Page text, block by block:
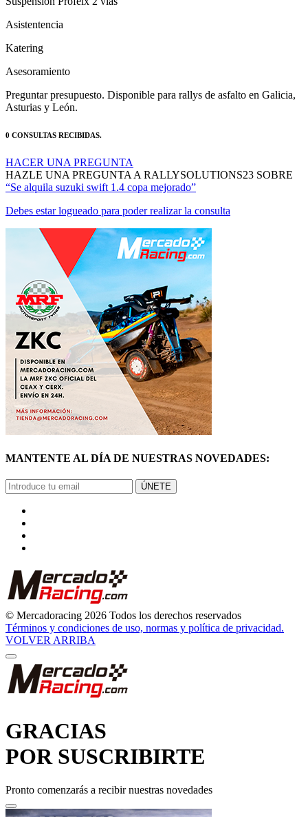
Asistentencia
Katering
Asesoramiento
Preguntar presupuesto. Disponible para rallys de asfalto en Galicia,
Asturias y León.
HAZLE UNA PREGUNTA A RALLYSOLUTIONS23 SOBRE
“Se alquila suzuki swift 1.4 copa mejorado”
Debes estar logueado para poder realizar la consulta
© Mercadoracing 2026 Todos los derechos reservados
Términos y condiciones de uso, normas y política de privacidad.
VOLVER ARRIBA
POR SUSCRIBIRTE